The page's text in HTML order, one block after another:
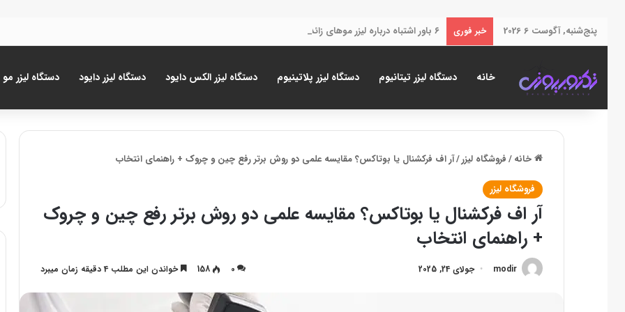
پنج‌شنبه, آگوست 6 2026 خبر فوری ۶ باور اشتباه درباره لیزر موهای زائد که باید همین حالا کنار بگذارید!
خانه دستگاه لیزر تیتانیوم دستگاه لیزر پلاتینیوم دستگاه لیزر الکس دایود دستگاه لیزر دایود دستگاه لیزر مو
خانه/فروشگاه لیزر/آر اف فرکشنال یا بوتاکس؟ مقایسه علمی دو روش برتر رفع چین و چروک + راهنمای انتخاب
فروشگاه لیزر
آر اف فرکشنال یا بوتاکس؟ مقایسه علمی دو روش برتر رفع چین و چروک
+ راهنمای انتخاب
modir جولای 24, 2025 0
158 خواندن این مطلب 4 دقیقه زمان میبرد